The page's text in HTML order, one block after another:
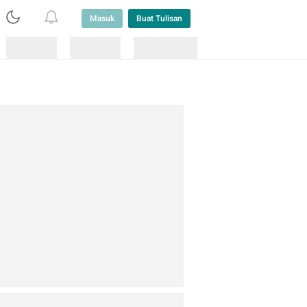
Masuk Buat Tulisan